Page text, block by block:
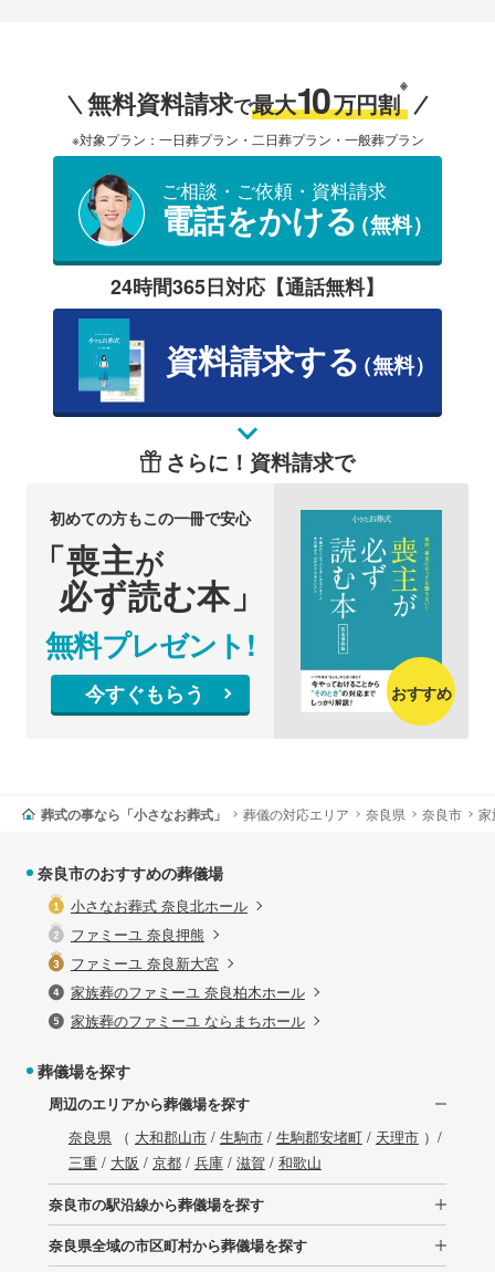
無料資料請求で最大10万円割
※
※対象プラン：一日葬プラン・二日葬プラン・一般葬プラン
ご相談・ご依頼・資料請求
電話をかける（無料）
24時間365日対応【通話無料】
資料請求する（無料）
さらに！資料請求で
初めての方もこの一冊で安心
「喪主が
必ず読む本」
無料プレゼント!
今すぐもらう おすすめ
葬式の事なら「小さなお葬式」 葬儀の対応エリア 奈良県 奈良市 家
奈良市のおすすめの葬儀場
小さなお葬式 奈良北ホール
ファミーユ 奈良押熊
ファミーユ 奈良新大宮
家族葬のファミーユ 奈良柏木ホール
家族葬のファミーユ ならまちホール
葬儀場を探す
周辺のエリアから葬儀場を探す
奈良県（ 大和郡山市/ 生駒市/ 生駒郡安堵町/ 天理市）/
三重/ 大阪 / 京都/ 兵庫/ 滋賀 / 和歌山
奈良市の駅沿線から葬儀場を探す
奈良県全域の市区町村から葬儀場を探す